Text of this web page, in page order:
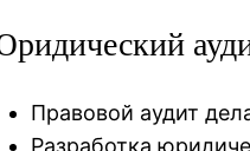
Правовой аудит